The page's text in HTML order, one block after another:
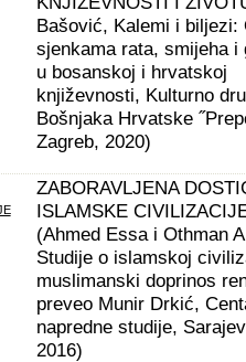
Bašović, Kalemi i biljezi:
sjenkama rata, smijeha i
u bosanskoj i hrvatskoj
književnosti, Kulturno
Bošnjaka Hrvatske
Zagreb, 2020)
ZABORAVLJENA
ISLAMSKE
(Ahmed Essa i Othman
Studije o islamskoj
muslimanski doprinos
preveo Munir Drkić,
napredne studije,
2016)